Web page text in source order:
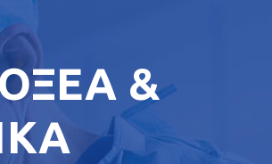
&